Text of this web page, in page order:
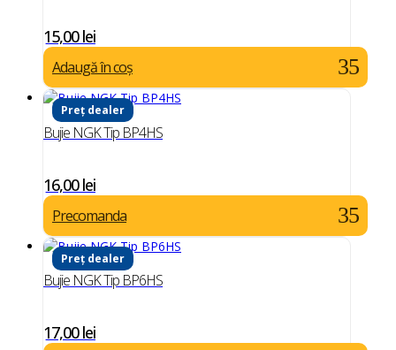
15,00lei
Adaugă în coș
Preț dealer
Bujie NGK Tip BP4HS
16,00lei
Precomanda
Preț dealer
Bujie NGK Tip BP6HS
17,00lei